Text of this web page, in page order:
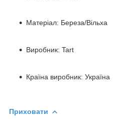
Матеріал: Береза/Вільха
Виробник: Tart
Країна виробник: Україна
Приховати